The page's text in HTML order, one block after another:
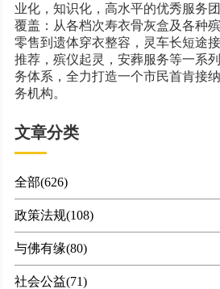
业化，知识化，高水平的优秀服务
覆盖：从各档次寿衣骨灰盒及各种
零售到遗体穿衣整容，灵车长短途
推荐，殡仪起灵，安葬服务等一系
务体系，全力打造一个市民首肯接
务机构。
文章分类
全部(626)
政策法规(108)
与佛有缘(80)
社会公益(71)